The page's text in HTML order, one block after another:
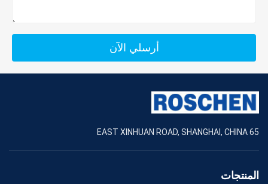
أرسلي الآن
65 EAST XINHUAN ROAD, SHANGHAI, CHINA
المنتجات